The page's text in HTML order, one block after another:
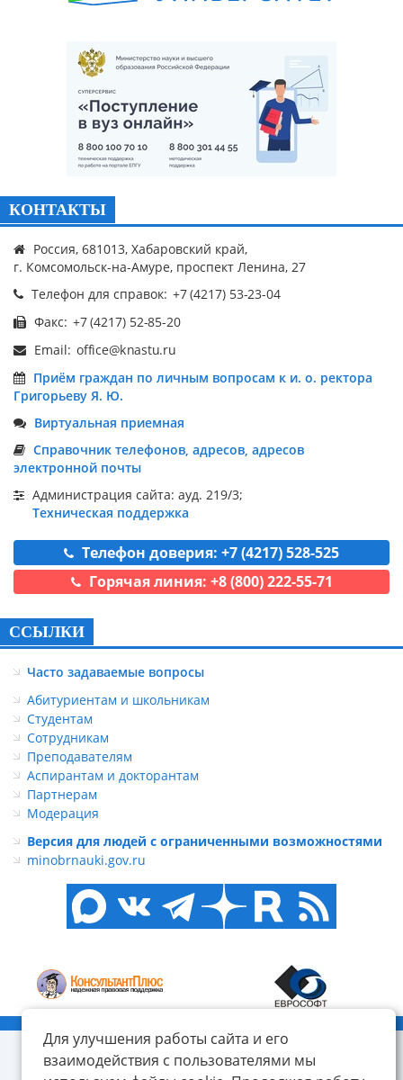
Для улучшения работы сайта и его
взаимодействия с пользователями мы
КОНТАКТЫ
Россия, 681013, Хабаровский край,
г. Комсомольск-на-Амуре, проспект Ленина, 27
Телефон для справок:
Факс:
Email:
Приём граждан по личным вопросам к и. о. ректора
Григорьеву Я. Ю.
Виртуальная приемная
Справочник телефонов, адресов, адресов
электронной почты
Администрация сайта: ауд. 219/3;
Техническая поддержка
Телефон доверия: +7 (4217) 528-525
Горячая линия: +8 (800) 222-55-71
ССЫЛКИ
Часто задаваемые вопросы
Абитуриентам и школьникам
Студентам
Сотрудникам
Преподавателям
Аспирантам и докторантам
Партнерам
Модерация
Версия для людей с ограниченными возможностями
minobrnauki.gov.ru